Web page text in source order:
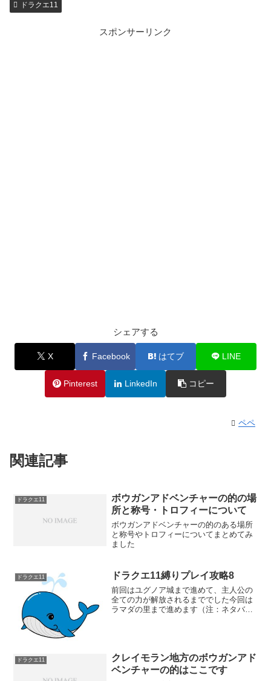
ドラクエ11
スポンサーリンク
シェアする
X Facebook はてブ LINE
Pinterest LinkedIn コピー
ペペ
関連記事
ドラクエ11
ボウガンアドベンチャーの的の場
所と称号・トロフィーについて
ボウガンアドベンチャーの的のある場所
と称号やトロフィーについてまとめてみ
ました
ドラクエ11 ドラクエ11縛りプレイ攻略8
前回はユグノア城まで進めて、主人公の
全ての力が解放されるまででした今回は
ラマダの里まで進めます（注：ネタバレ
ドラクエ11
クレイモラン地方のボウガンアド
ベンチャーの的はここです